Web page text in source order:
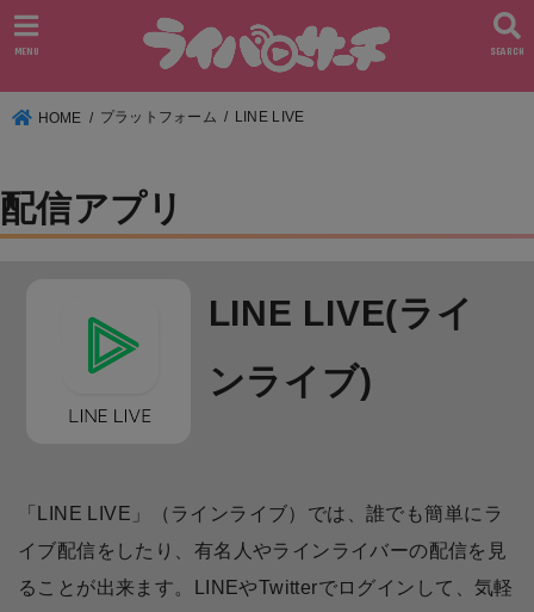
SEARCH
MENU
HOME プラットフォーム LINE LIVE
配信アプリ
LINE LIVE(ライ
ンライブ)
「LINE LIVE」（ラインライブ）では、誰でも簡単にラ
イブ配信をしたり、有名人やラインライバーの配信を見
ることが出来ます。LINEやTwitterでログインして、気軽